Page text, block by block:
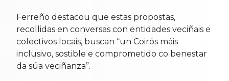
Ferreño destacou que estas propostas,
recollidas en conversas con entidades veciñais e
colectivos locais, buscan “un Coirós máis
inclusivo, sostible e comprometido co benestar
da súa veciñanza”.